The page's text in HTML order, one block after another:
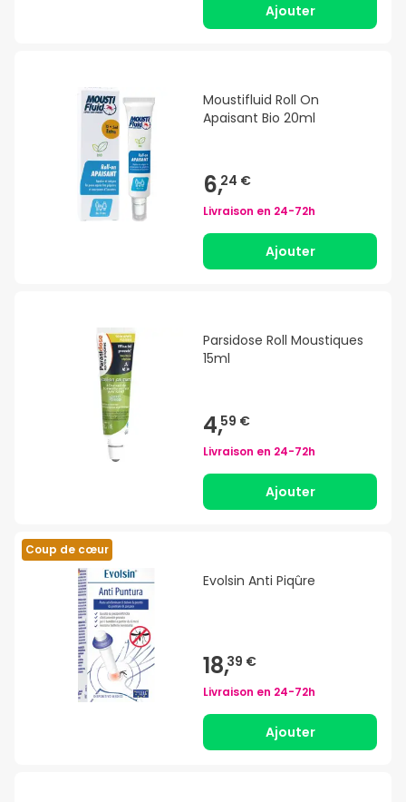
Ajouter
Moustifluid Roll On
Apaisant Bio 20ml
6,24 €
Livraison en 24-72h
Ajouter
Parsidose Roll Moustiques
15ml
4,59 €
Livraison en 24-72h
Ajouter
Coup de cœur
Evolsin Anti Piqûre
18,39 €
Livraison en 24-72h
Ajouter